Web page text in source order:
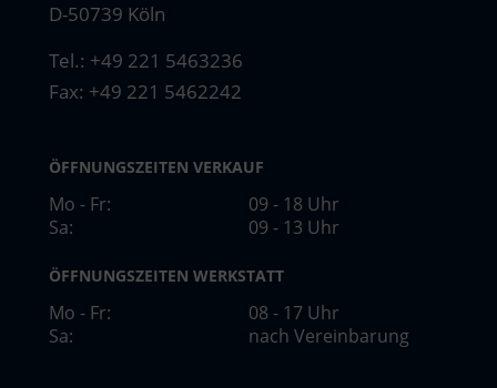
D-50739 Köln
Tel.: +49 221 5463236
Fax: +49 221 5462242
ÖFFNUNGSZEITEN VERKAUF
Mo - Fr:
09 - 18 Uhr
Sa:
09 - 13 Uhr
ÖFFNUNGSZEITEN WERKSTATT
Mo - Fr:
08 - 17 Uhr
Sa:
nach Vereinbarung